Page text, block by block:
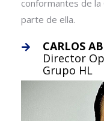
conformantes de
parte de ella.
CARLOS
Director
Grupo HL